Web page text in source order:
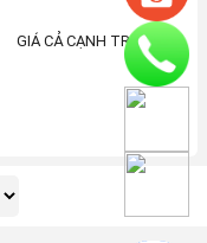
GIÁ CẢ CẠNH TRANH